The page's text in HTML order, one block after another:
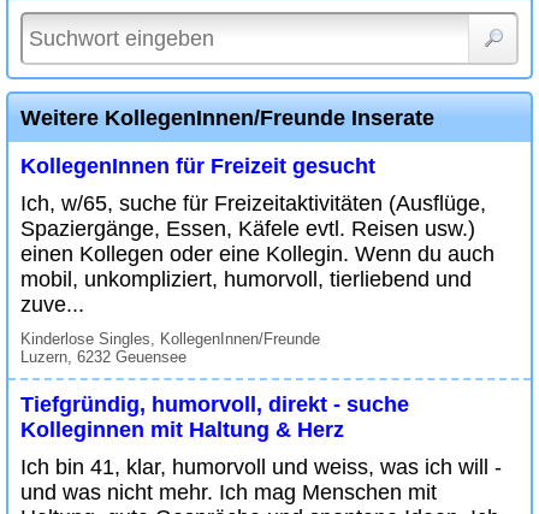
Weitere KollegenInnen/Freunde Inserate
KollegenInnen für Freizeit gesucht
Ich, w/65, suche für Freizeitaktivitäten (Ausflüge,
Spaziergänge, Essen, Käfele evtl. Reisen usw.)
einen Kollegen oder eine Kollegin. Wenn du auch
mobil, unkompliziert, humorvoll, tierliebend und
zuve...
Kinderlose Singles, KollegenInnen/Freunde
Luzern, 6232 Geuensee
Tiefgründig, humorvoll, direkt - suche
Kolleginnen mit Haltung & Herz
Ich bin 41, klar, humorvoll und weiss, was ich will -
und was nicht mehr. Ich mag Menschen mit